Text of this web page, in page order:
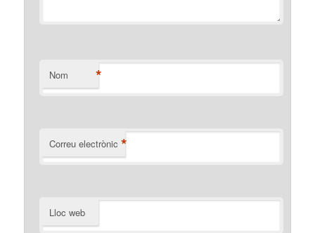
Nom *
Correu electrònic *
Lloc web